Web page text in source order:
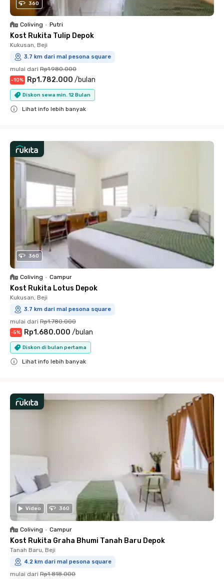
360
Coliving • Putri
Kost Rukita Tulip Depok
Kukusan, Beji
3.7 km dari mal pesona square
mulai dari Rp1.980.000
-10% Rp1.782.000 /bulan
Diskon sewa min. 12 Bulan
Lihat info lebih banyak
360
Coliving • Campur
Kost Rukita Lotus Depok
Kukusan, Beji
3.7 km dari mal pesona square
mulai dari Rp1.780.000
-5% Rp1.680.000 /bulan
Diskon di bulan pertama
Lihat info lebih banyak
Video 360
Coliving • Campur
Kost Rukita Graha Bhumi Tanah Baru Depok
Tanah Baru, Beji
4.2 km dari mal pesona square
mulai dari Rp1.818.000